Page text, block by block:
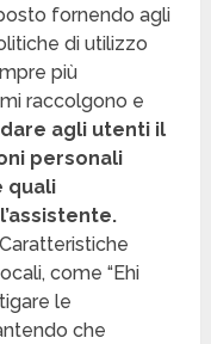
fornendo agli
di utilizzo
più
raccolgono e
agli utenti il
personali
quali
come “Ehi
le
che